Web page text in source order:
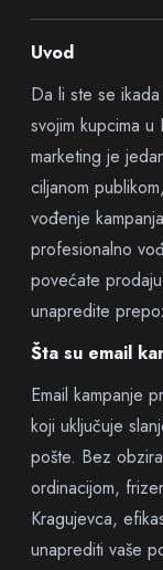
Uvod
Da li ste se
svojim kupcima u
marketing je
ciljanom
vođenje
profesionalno
povećate
unapredite
Šta su email
Email kampanje
koji uključuje
pošte. Bez
ordinacijom,
Kragujevca,
unaprediti vaše